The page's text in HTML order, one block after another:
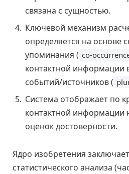
связана с сущностью.
Ключевой механизм
определяется на основе
упоминания ( co-
контактной информации
событий/источников (
Система отображает по
контактной информации
оценок достоверности.
Ядро изобретения
статистического анализа